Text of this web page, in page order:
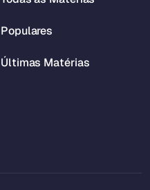
Populares
Últimas Matérias